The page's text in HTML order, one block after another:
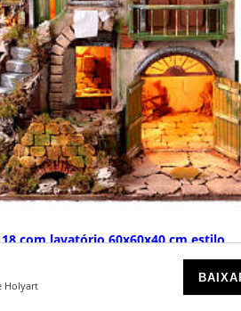
Holyart
com lavatório 60x60x40 cm estilo